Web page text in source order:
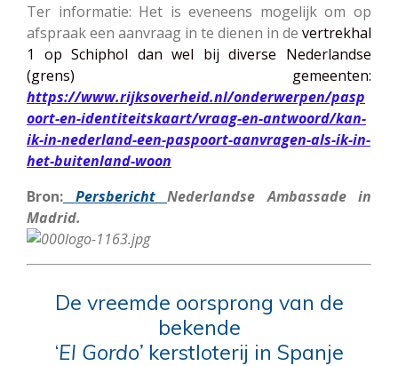
Ter informatie: Het is eveneens mogelijk om op
afspraak een aanvraag in te dienen in de vertrekhal
1 op Schiphol dan wel bij diverse Nederlandse
(grens) gemeenten:
https://www.rijksoverheid.nl/onderwerpen/pasp
oort-en-identiteitskaart/vraag-en-antwoord/kan-
ik-in-nederland-een-paspoort-aanvragen-als-ik-in-
het-buitenland-woon
Bron:
Persbericht Nederlandse Ambassade in
Madrid.
De vreemde oorsprong van de
bekende
‘El Gordo’kerstloterij in Spanje